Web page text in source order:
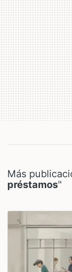
Más
préstamos"